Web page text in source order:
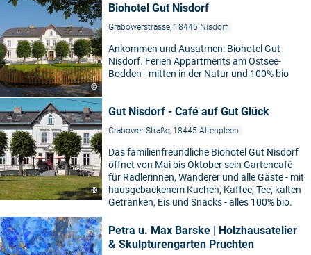
©
Biohotel Gut Nisdorf
Grabowerstrasse, 18445 Nisdorf
Ankommen und Ausatmen: Biohotel Gut
Nisdorf. Ferien Appartments am Ostsee-
Bodden - mitten in der Natur und 100% bio
©
Gut Nisdorf - Café auf Gut Glück
Grabower Straße, 18445 Altenpleen
Das familienfreundliche Biohotel Gut Nisdorf
öffnet von Mai bis Oktober sein Gartencafé
für Radlerinnen, Wanderer und alle Gäste - mit
hausgebackenem Kuchen, Kaffee, Tee, kalten
Getränken, Eis und Snacks - alles 100% bio.
Petra u. Max Barske | Holzhausatelier
& Skulpturengarten Pruchten